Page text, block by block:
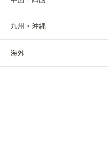
福島県
千葉県
東京都
三重県
石川県
福井県
京都府
大阪府
鳥取県
島根県
九州・沖縄
福岡県
海外